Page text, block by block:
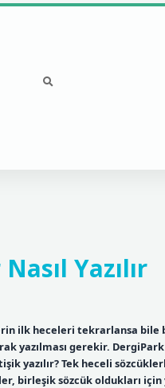
Yazılır
ilk heceleri tekrarlansa
yazılması gerekir. DergiPark
yazılır? Tek heceli
sözcük oldukları için